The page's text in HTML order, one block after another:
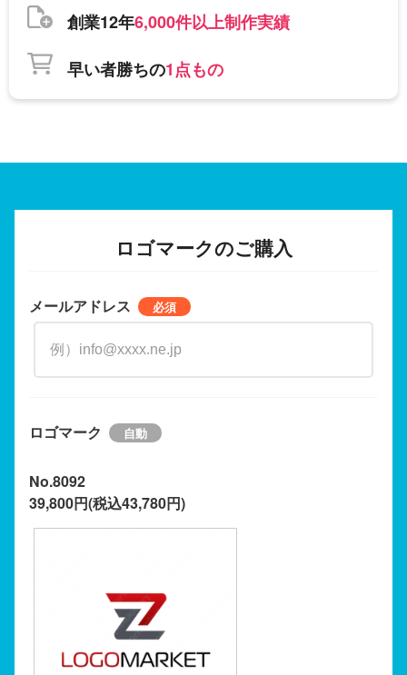
創業12年6,000件以上制作実績
早い者勝ちの1点もの
ロゴマークのご購入
メールアドレス
ロゴマーク
No.8092
39,800円(税込43,780円)